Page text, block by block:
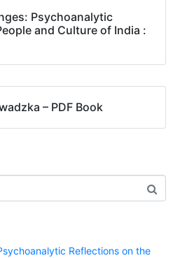
Psychoanalytic
and Culture of India :
– PDF Book
Reflections on the